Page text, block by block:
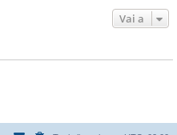
Vai a